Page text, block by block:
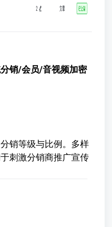
分销/会员/音视频加密
销等级与比例。多样
刺激分销商推广宣传